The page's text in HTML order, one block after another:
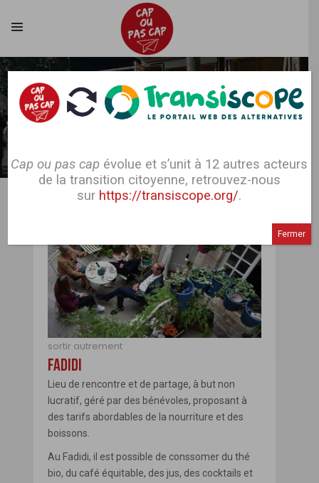
Contacter l'alternative
Email
Message
sortir autrement
FADIDI
Lieu de rencontre et de partage, à but non
lucratif, géré par des bénévoles, proposant à
des tarifs abordables de la nourriture et des
boissons.
Au Fadidi, il est possible de conssomer du thé
bio, du café équitable, des jus, des cocktails et
Cap ou pas cap évolue et s’unit à 12 autres acteurs
de la transition citoyenne, retrouvez-nous
sur https://transiscope.org/.
Fermer